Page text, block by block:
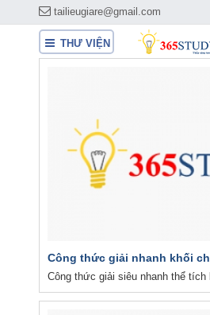
tailieugiare@gmail.com
THƯ VIỆN
Công thức giải nhanh khối
Công thức giải siêu nhanh thể tích